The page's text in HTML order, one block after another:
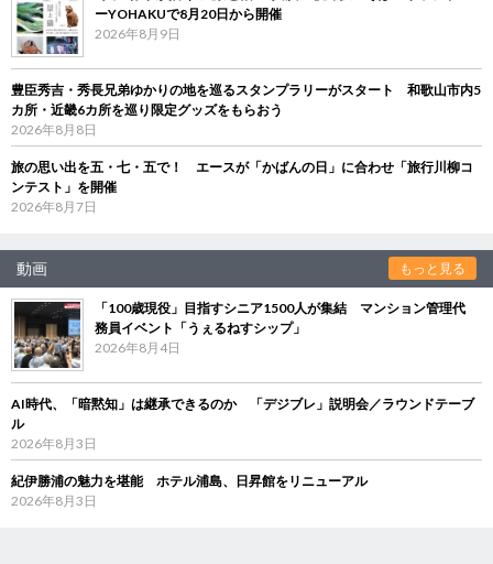
ーYOHAKUで8月20日から開催
2026年8月9日
豊臣秀吉・秀長兄弟ゆかりの地を巡るスタンプラリーがスタート 和歌山市内5
カ所・近畿6カ所を巡り限定グッズをもらおう
2026年8月8日
旅の思い出を五・七・五で！ エースが「かばんの日」に合わせ「旅行川柳コ
ンテスト」を開催
2026年8月7日
動画 もっと見る
「100歳現役」目指すシニア1500人が集結 マンション管理代
務員イベント「うぇるねすシップ」
2026年8月4日
AI時代、「暗黙知」は継承できるのか 「デジブレ」説明会／ラウンドテーブ
ル
2026年8月3日
紀伊勝浦の魅力を堪能 ホテル浦島、日昇館をリニューアル
2026年8月3日